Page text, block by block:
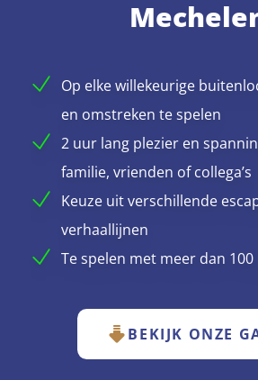
Op elke willekeurige
en omstreken te spelen
2 uur lang plezier en
familie, vrienden of collega’s
Keuze uit verschillende
verhaallijnen
Te spelen met meer dan
BEKIJK ONZE